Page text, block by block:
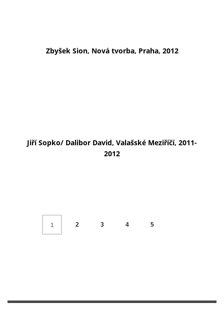
Zbyšek Sion, Nová tvorba, Praha, 2012
Jiří Sopko/ Dalibor David, Valašské Meziříčí, 2011-
2012
1 2 3 4 5